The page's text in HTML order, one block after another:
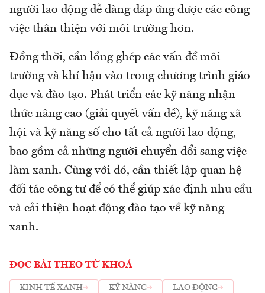
người lao động dễ dàng đáp ứng được các công
việc thân thiện với môi trường hơn.
Đồng thời, cần lồng ghép các vấn đề môi
trường và khí hậu vào trong chương trình giáo
dục và đào tạo. Phát triển các kỹ năng nhận
thức nâng cao (giải quyết vấn đề), kỹ năng xã
hội và kỹ năng số cho tất cả người lao động,
bao gồm cả những người chuyển đổi sang việc
làm xanh. Cùng với đó, cần thiết lập quan hệ
đối tác công tư để có thể giúp xác định nhu cầu
và cải thiện hoạt động đào tạo về kỹ năng
xanh.
ĐỌC BÀI THEO TỪ KHOÁ
KINH TẾ XANH KỸ NĂNG
LAO ĐỘNG